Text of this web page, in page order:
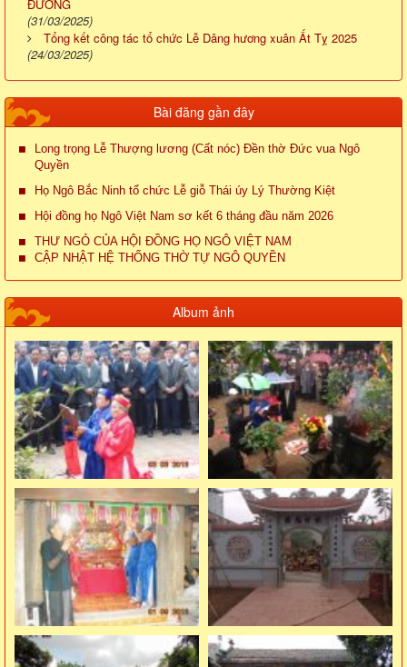
ĐƯỜNG
(31/03/2025)
Tổng kết công tác tổ chức Lễ Dâng hương xuân Ất Tỵ 2025
(24/03/2025)
Bài đăng gần đây
Long trọng Lễ Thượng lương (Cất nóc) Đền thờ Đức vua Ngô
Quyền
Họ Ngô Bắc Ninh tổ chức Lễ giỗ Thái úy Lý Thường Kiệt
Hội đồng họ Ngô Việt Nam sơ kết 6 tháng đầu năm 2026
THƯ NGỎ CỦA HỘI ĐỒNG HỌ NGÔ VIỆT NAM
CẬP NHẬT HỆ THỐNG THỜ TỰ NGÔ QUYỀN
Album ảnh